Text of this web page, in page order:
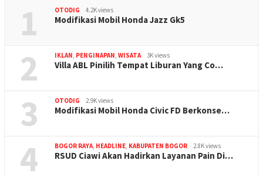
1 OTODIG 4.2K views
Modifikasi Mobil Honda Jazz Gk5
2 IKLAN, PENGINAPAN, WISATA 3K views
Villa ABL Pinilih Tempat Liburan Yang Co…
3 OTODIG 2.9K views
Modifikasi Mobil Honda Civic FD Berkonse…
4 BOGOR RAYA, HEADLINE, KABUPATEN BOGOR 2.8K views
RSUD Ciawi Akan Hadirkan Layanan Pain Di…